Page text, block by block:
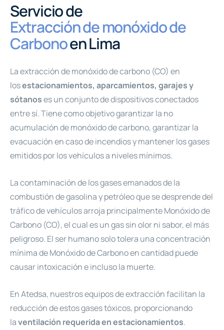
Servicio de
Extracción de monóxido de
Carbonoen Lima
La extracción de monóxido de carbono (CO) en
losestacionamientos, aparcamientos, garajes y
sótanoses un conjunto de dispositivos conectados
entre sí. Tiene como objetivo garantizar la no
acumulación de monóxido de carbono, garantizar la
evacuación en caso de incendios y mantener los gases
emitidos por los vehículos a niveles mínimos.
La contaminación de los gases emanados de la
combustión de gasolina y petróleo que se desprende del
tráfico de vehículos arroja principalmente Monóxido de
Carbono (CO), el cual es un gas sin olor ni sabor, el más
peligroso. El ser humano solo tolera una concentración
mínima de Monóxido de Carbono en cantidad puede
causar intoxicación e incluso la muerte.
En Atedsa, nuestros equipos de extracción facilitan la
reducción de estos gases tóxicos, proporcionando
laventilación requerida en estacionamientos.